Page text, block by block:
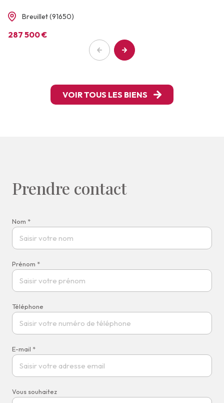
Breuillet (91650)
287 500 €
VOIR TOUS LES BIENS
Prendre contact
Nom *
Prénom *
Téléphone
E-mail *
Vous souhaitez